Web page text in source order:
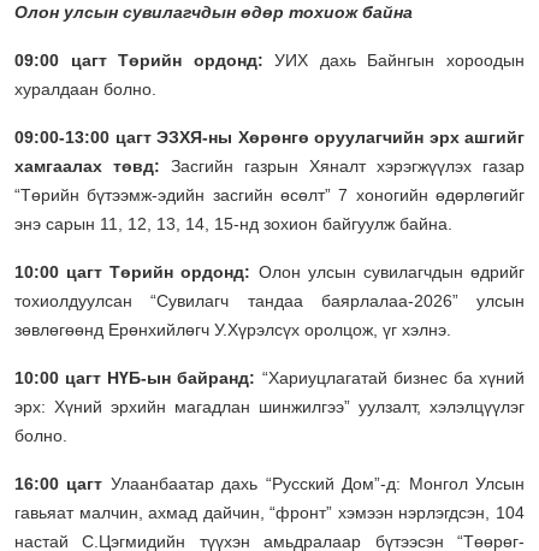
Олон улсын сувилагчдын өдөр тохиож байна
09:00 цагт Төрийн ордонд:УИХ дахь Байнгын хороодын
хуралдаан болно.
09:00-13:00 цагт ЭЗХЯ-ны Хөрөнгө оруулагчийн эрх ашгийг
хамгаалах төвд: Засгийн газрын Хяналт хэрэгжүүлэх газар
“Төрийн бүтээмж-эдийн засгийн өсөлт” 7 хоногийн өдөрлөгийг
энэ сарын 11, 12, 13, 14, 15-нд зохион байгуулж байна.
10:00 цагт Төрийн ордонд: Олон улсын сувилагчдын өдрийг
тохиолдуулсан “Сувилагч тандаа баярлалаа-2026” улсын
зөвлөгөөнд Ерөнхийлөгч У.Хүрэлсүх оролцож, үг хэлнэ.
10:00 цагт НҮБ-ын байранд: “Хариуцлагатай бизнес ба хүний
эрх: Хүний эрхийн магадлан шинжилгээ” уулзалт, хэлэлцүүлэг
болно.
16:00 цагт Улаанбаатар дахь “Русский Дом”-д: Монгол Улсын
гавьяат малчин, ахмад дайчин, “фронт” хэмээн нэрлэгдсэн, 104
настай С.Цэгмидийн түүхэн амьдралаар бүтээсэн “Төөрөг-